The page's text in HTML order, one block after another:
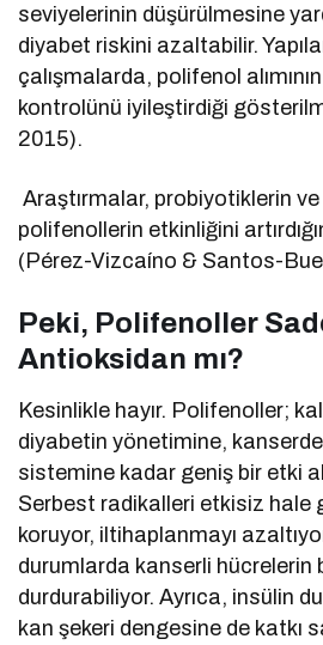
seviyelerinin düşürülmesine
diyabet riskini azaltabilir.
çalışmalarda, polifenol
kontrolünü iyileştirdiği
2015).
Araştırmalar, probiyotiklerin
polifenollerin etkinliğini
(Pérez-Vizcaíno & Santos-
Peki, Polifenoller
Antioksidan mı?
Kesinlikle hayır. Polifenoller;
diyabetin yönetimine, kanserden
sistemine kadar geniş bir etki
Serbest radikalleri etkisiz hale
koruyor, iltihaplanmayı
durumlarda kanserli hücrelerin
durdurabiliyor. Ayrıca, insülin
kan şekeri dengesine de katkı